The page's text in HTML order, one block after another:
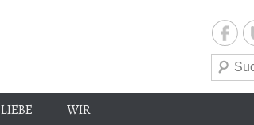
Suche
LIEBE WIR